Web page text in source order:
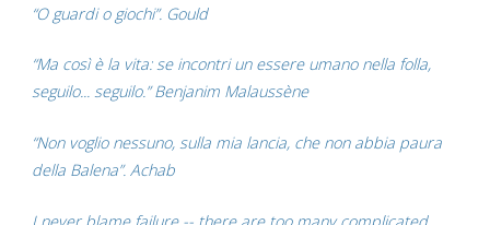
“O guardi o giochi”. Gould
“Ma così è la vita: se incontri un essere umano nella folla,
seguilo... seguilo.” Benjanim Malaussène
“Non voglio nessuno, sulla mia lancia, che non abbia paura
della Balena”. Achab
I never blame failure -- there are too many complicated